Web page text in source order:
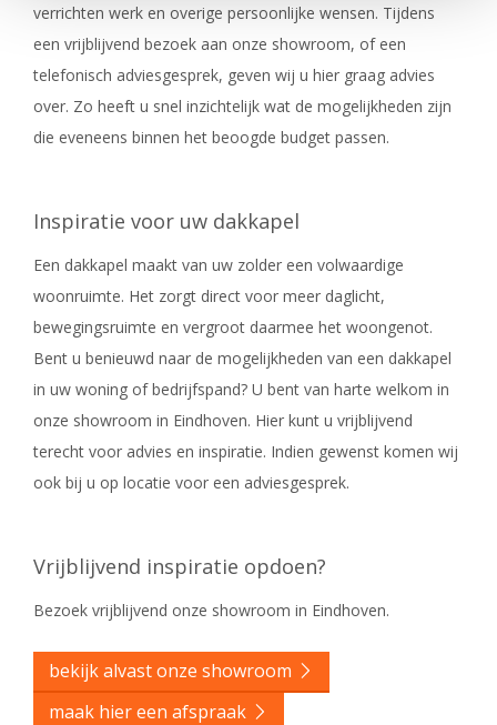
verrichten werk en overige persoonlijke wensen. Tijdens
een vrijblijvend bezoek aan onze showroom, of een
telefonisch adviesgesprek, geven wij u hier graag advies
over. Zo heeft u snel inzichtelijk wat de mogelijkheden zijn
die eveneens binnen het beoogde budget passen.
Inspiratie voor uw dakkapel
Een dakkapel maakt van uw zolder een volwaardige
woonruimte. Het zorgt direct voor meer daglicht,
bewegingsruimte en vergroot daarmee het woongenot.
Bent u benieuwd naar de mogelijkheden van een dakkapel
in uw woning of bedrijfspand? U bent van harte welkom in
onze showroom in Eindhoven. Hier kunt u vrijblijvend
terecht voor advies en inspiratie. Indien gewenst komen wij
ook bij u op locatie voor een adviesgesprek.
Vrijblijvend inspiratie opdoen?
Bezoek vrijblijvend onze showroom in Eindhoven.
bekijk alvast onze showroom
maak hier een afspraak